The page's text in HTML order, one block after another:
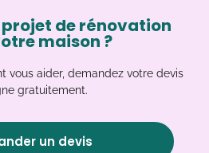
projet de rénovation
maison ?
vous aider, demandez votre devis
gratuitement.
un devis